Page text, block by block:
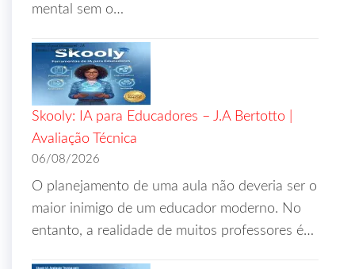
mental sem o…
Skooly: IA para Educadores – J.A Bertotto |
Avaliação Técnica
06/08/2026
O planejamento de uma aula não deveria ser o
maior inimigo de um educador moderno. No
entanto, a realidade de muitos professores é…